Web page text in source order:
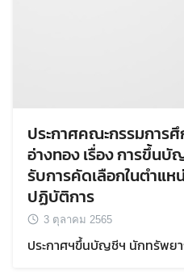
ประกาศคณะกรรมการ
อ่างทอง เรื่อง การขึ้น
รับการคัดเลือกในตำแ
ปฏิบัติการ
3 ตุลาคม 2565
ประกาศฯขึ้นบัญชีฯ นักทรัพย